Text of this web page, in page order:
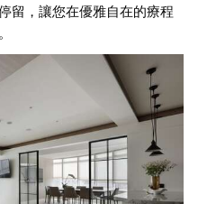
留，讓您在優雅自在的療程